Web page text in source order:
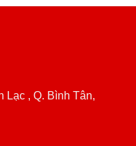
Lạc , Q. Bình Tân,